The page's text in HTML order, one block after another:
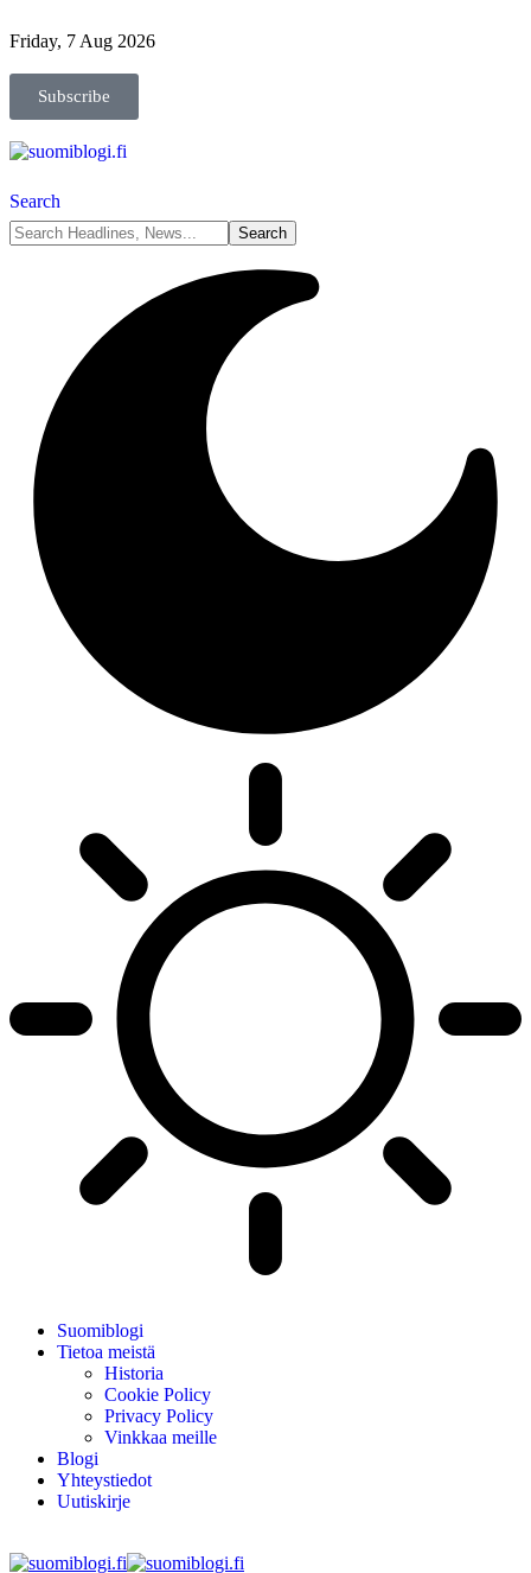
Friday, 7 Aug 2026
Subscribe
Search
Suomiblogi
Tietoa meistä
Historia
Cookie Policy
Privacy Policy
Vinkkaa meille
Blogi
Yhteystiedot
Uutiskirje